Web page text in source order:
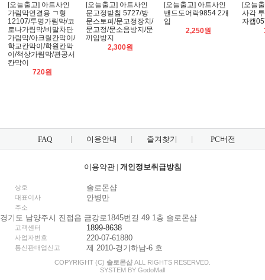
[오늘출고] 아트사인
가림막연결용 ㄱ형
12107/투명가림막/코
로나가림막/비말차단
가림막/아크릴칸막이/
학교칸막이/학원칸막
이/책상가림막/관공서
칸막이
720원
[오늘출고] 아트사인
문고정받침 5727/방
문스토퍼/문고정장치/
문고정/문소음방지/문
끼임방지
2,300원
[오늘출고] 아트사인
밴드도어락9854 2개
입
2,250원
[오늘
사각
자캡
FAQ 이용안내 즐겨찾기 PC버전
이용약관| 개인정보취급방침
상호 솔로몬샵
대표이사 안병만
주소
경기도 남양주시 진접읍 금강로1845번길 49 1층 솔로몬샵
고객센터 1899-8638
사업자번호 220-07-61880
통신판매업신고 제 2010-경기하남-6 호
COPYRIGHT (C) 솔로몬샵 ALL RIGHTS RESERVED.
SYSTEM BY GodoMall